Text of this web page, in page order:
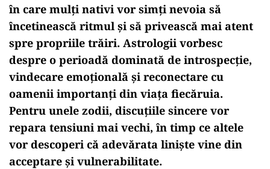
în care mulți nativi vor simți nevoia să
încetinească ritmul și să privească mai atent
spre propriile trăiri. Astrologii vorbesc
despre o perioadă dominată de introspecție,
vindecare emoțională și reconectare cu
oamenii importanți din viața fiecăruia.
Pentru unele zodii, discuțiile sincere vor
repara tensiuni mai vechi, în timp ce altele
vor descoperi că adevărata liniște vine din
acceptare și vulnerabilitate.